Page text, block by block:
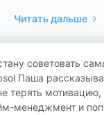
Читать дальше
советовать
Паша
терять
менеджмент и